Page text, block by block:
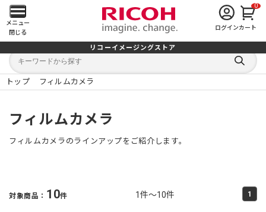
メ
イ
ン
メ
ニ
ュ
を
メニュー
閉じる
ログイン
0
カート
リコーイメージングストア
キ
ワ
ー
キ
検
索
る
トップ フィルムカメラ
フィルムカメラ
フィルムカメラのラインアップをご紹介します。
対象商品： 10件 1件～10件 1